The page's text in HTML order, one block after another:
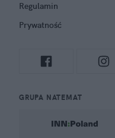
Regulamin
Prywatność
GRUPA NATEMAT